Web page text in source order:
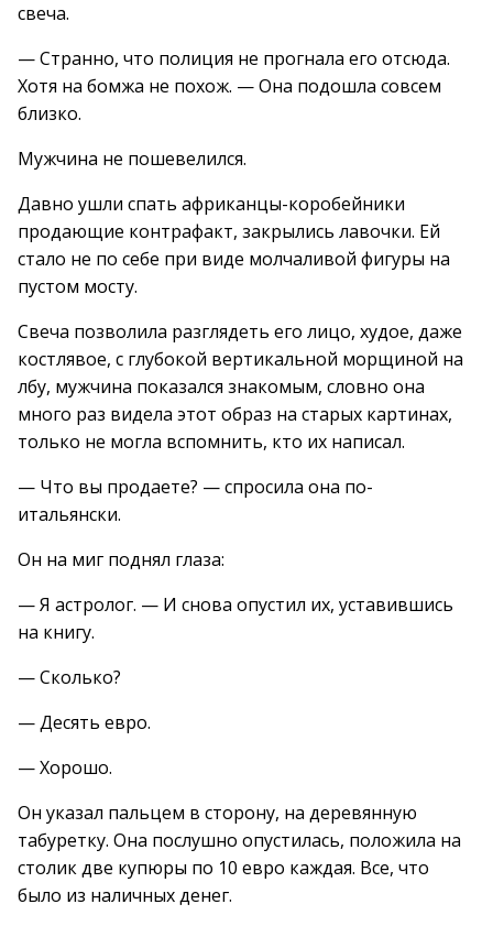
свеча.
— Странно, что полиция не прогнала его отсюда.
Хотя на бомжа не похож. — Она подошла совсем
близко.
Мужчина не пошевелился.
Давно ушли спать африканцы-коробейники
продающие контрафакт, закрылись лавочки. Ей
стало не по себе при виде молчаливой фигуры на
пустом мосту.
Свеча позволила разглядеть его лицо, худое, даже
костлявое, с глубокой вертикальной морщиной на
лбу, мужчина показался знакомым, словно она
много раз видела этот образ на старых картинах,
только не могла вспомнить, кто их написал.
— Что вы продаете? — спросила она по-
итальянски.
Он на миг поднял глаза:
— Я астролог. — И снова опустил их, уставившись
на книгу.
— Сколько?
— Десять евро.
— Хорошо.
Он указал пальцем в сторону, на деревянную
табуретку. Она послушно опустилась, положила на
столик две купюры по 10 евро каждая. Все, что
было из наличных денег.